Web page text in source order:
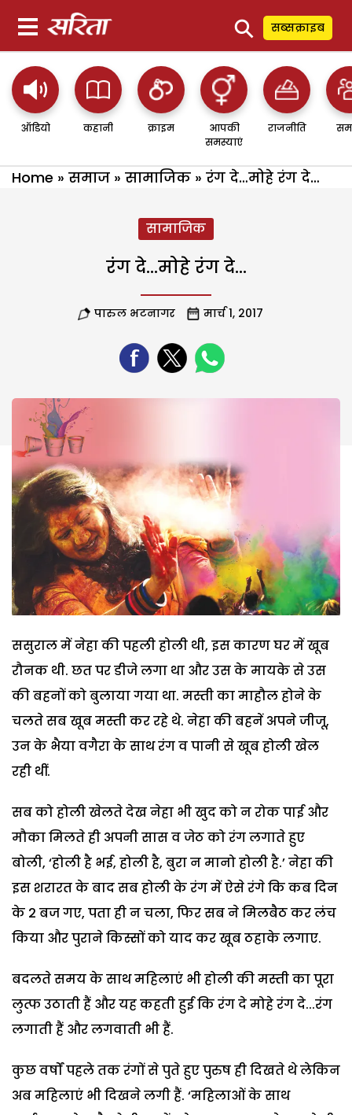
⚲ सब्सक्राइब
ऑडियो कहानी क्राइम
आपकी
समस्याएं
राजनीति
Home » समाज » सामाजिक » रंग दे…मोहे रंग दे…
सामाजिक
रंग दे…मोहे रंग दे…
पारुल भटनागर मार्च 1, 2017
ससुराल में नेहा की पहली होली थी, इस कारण घर में खूब
रौनक थी. छत पर डीजे लगा था और उस के मायके से उस
की बहनों को बुलाया गया था. मस्ती का माहौल होने के
चलते सब खूब मस्ती कर रहे थे. नेहा की बहनें अपने जीजू,
उन के भैया वगैरा के साथ रंग व पानी से खूब होली खेल
रही थीं.
सब को होली खेलते देख नेहा भी खुद को न रोक पाई और
मौका मिलते ही अपनी सास व जेठ को रंग लगाते हुए
बोली, ‘होली है भई, होली है, बुरा न मानो होली है.’ नेहा की
इस शरारत के बाद सब होली के रंग में ऐसे रंगे कि कब दिन
के 2 बज गए, पता ही न चला, फिर सब ने मिलबैठ कर लंच
किया और पुराने किस्सों को याद कर खूब ठहाके लगाए.
बदलते समय के साथ महिलाएं भी होली की मस्ती का पूरा
लुत्फ उठाती हैं और यह कहती हुई कि रंग दे मोहे रंग दे...रंग
लगाती हैं और लगवाती भी हैं.
कुछ वर्षों पहले तक रंगों से पुते हुए पुरुष ही दिखते थे लेकिन
अब महिलाएं भी दिखने लगी हैं. ‘महिलाओं के साथ